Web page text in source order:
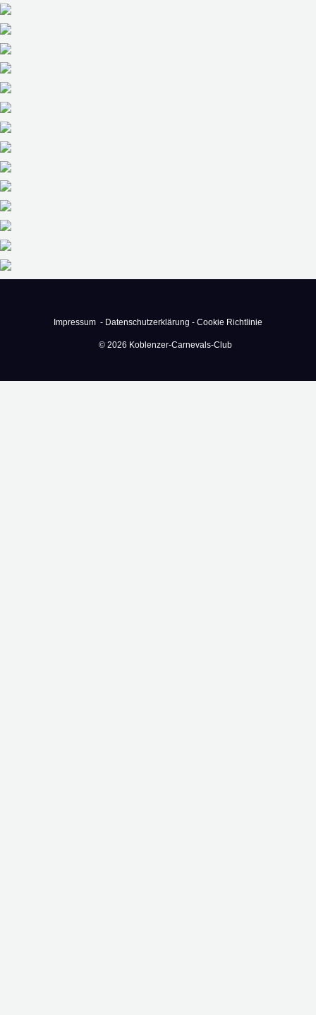
Impressum - Datenschutzerklärung - Cookie Richtlinie
© 2026 Koblenzer-Carnevals-Club